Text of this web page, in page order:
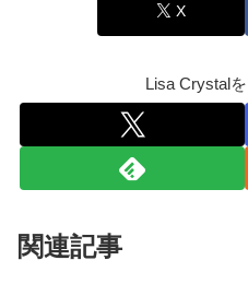
X
Lisa Crystal
関連記事